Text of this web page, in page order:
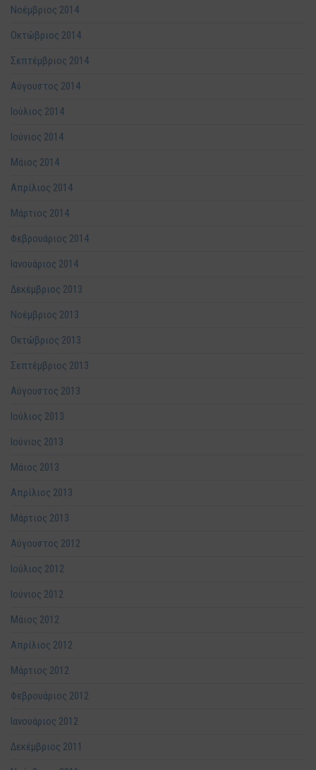
Νοέμβριος 2014
Οκτώβριος 2014
Σεπτέμβριος 2014
Αύγουστος 2014
Ιούλιος 2014
Ιούνιος 2014
Μάιος 2014
Απρίλιος 2014
Μάρτιος 2014
Φεβρουάριος 2014
Ιανουάριος 2014
Δεκέμβριος 2013
Νοέμβριος 2013
Οκτώβριος 2013
Σεπτέμβριος 2013
Αύγουστος 2013
Ιούλιος 2013
Ιούνιος 2013
Μάιος 2013
Απρίλιος 2013
Μάρτιος 2013
Αύγουστος 2012
Ιούλιος 2012
Ιούνιος 2012
Μάιος 2012
Απρίλιος 2012
Μάρτιος 2012
Φεβρουάριος 2012
Ιανουάριος 2012
Δεκέμβριος 2011